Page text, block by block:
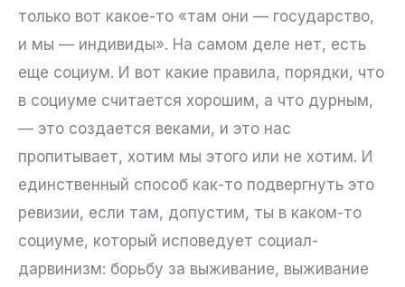
только вот какое-то «там они — государство,
и мы — индивиды». На самом деле нет, есть
еще социум. И вот какие правила, порядки, что
в социуме считается хорошим, а что дурным,
— это создается веками, и это нас
пропитывает, хотим мы этого или не хотим. И
единственный способ как-то подвергнуть это
ревизии, если там, допустим, ты в каком-то
социуме, который исповедует социал-
дарвинизм: борьбу за выживание, выживание